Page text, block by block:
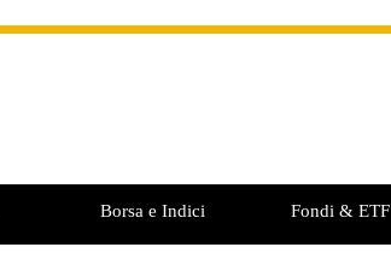
Borsa e Indici Fondi & ETF